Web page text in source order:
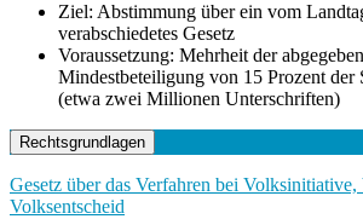
Ziel: Abstimmung über ein vom
verabschiedetes Gesetz
Voraussetzung: Mehrheit der
Mindestbeteiligung von 15 Prozent der
(etwa zwei Millionen Unterschriften)
Rechtsgrundlagen
Gesetz über das Verfahren bei
Volksentscheid